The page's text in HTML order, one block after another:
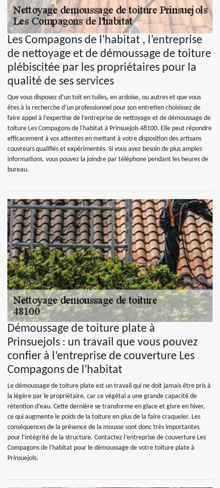
Les Compagons de l'habitat , l’entreprise
de nettoyage et de démoussage de toiture
plébiscitée par les propriétaires pour la
qualité de ses services
Que vous disposez d’un toit en tuiles, en ardoise, ou autres et que vous
êtes à la recherche d’un professionnel pour son entretien choisissez de
faire appel à l’expertise de l’entreprise de nettoyage et de démoussage de
toiture Les Compagons de l'habitat à Prinsuejols 48100. Elle peut répondre
efficacement à vos attentes en mettant à votre disposition des artisans
couvreurs qualifiés et expérimentés. Si vous avez besoin de plus amples
informations, vous pouvez la joindre par téléphone pendant les heures de
bureau.
Démoussage de toiture plate à
Prinsuejols : un travail que vous pouvez
confier à l’entreprise de couverture Les
Compagons de l'habitat
Le démoussage de toiture plate est un travail qui ne doit jamais être pris à
la légère par le propriétaire, car ce végétal a une grande capacité de
rétention d’eau. Cette dernière se transforme en glace et givre en hiver,
ce qui augmente le poids de la toiture en plus de la faire craqueler. Les
conséquences de la présence de la mousse sont donc très importantes
pour l’intégrité de la structure. Contactez l’entreprise de couverture Les
Compagons de l'habitat pour le démoussage de votre toiture plate à
Prinsuejols.